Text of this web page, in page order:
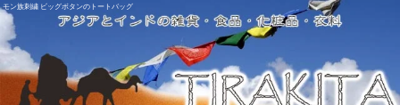
モン族刺繍 ビッグボタンのトートバッグ